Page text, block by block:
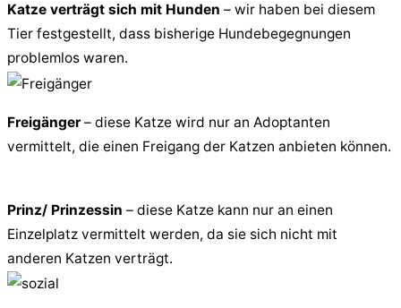
Katze verträgt sich mit Hunden – wir haben bei diesem
Tier festgestellt, dass bisherige Hundebegegnungen
problemlos waren.
Freigänger – diese Katze wird nur an Adoptanten
vermittelt, die einen Freigang der Katzen anbieten können.
Prinz/ Prinzessin – diese Katze kann nur an einen
Einzelplatz vermittelt werden, da sie sich nicht mit
anderen Katzen verträgt.